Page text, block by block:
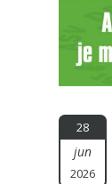
28
jun
2026